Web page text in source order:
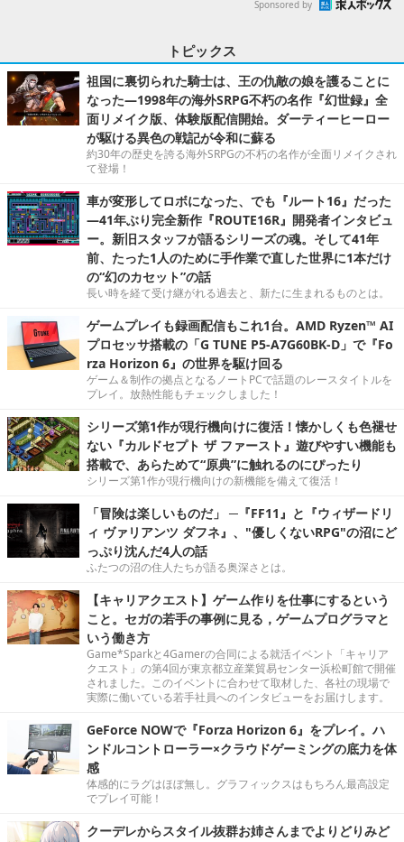
Sponsored by
トピックス
祖国に裏切られた騎士は、王の仇敵の娘を護ることに
なった―1998年の海外SRPG不朽の名作『幻世録』全
面リメイク版、体験版配信開始。ダーティーヒーロー
が駆ける異色の戦記が令和に蘇る
約30年の歴史を誇る海外SRPGの不朽の名作が全面リメイクされ
て登場！
車が変形してロボになった、でも『ルート16』だった
―41年ぶり完全新作『ROUTE16R』開発者インタビュ
ー。新旧スタッフが語るシリーズの魂。そして41年
前、たった1人のために手作業で直した世界に1本だけ
の“幻のカセット”の話
長い時を経て受け継がれる過去と、新たに生まれるものとは。
ゲームプレイも録画配信もこれ1台。AMD Ryzen™ AI
プロセッサ搭載の「G TUNE P5-A7G60BK-D」で『Fo
rza Horizon 6』の世界を駆け回る
ゲーム＆制作の拠点となるノートPCで話題のレースタイトルを
プレイ。放熱性能もチェックしました！
シリーズ第1作が現行機向けに復活！懐かしくも色褪せ
ない『カルドセプト ザ ファースト』遊びやすい機能も
搭載で、あらためて“原典”に触れるのにぴったり
シリーズ第1作が現行機向けの新機能を備えて復活！
「冒険は楽しいものだ」 ─『FF11』と『ウィザードリ
ィ ヴァリアンツ ダフネ』、"優しくないRPG"の沼にど
っぷり沈んだ4人の話
ふたつの沼の住人たちが語る奥深さとは。
【キャリアクエスト】ゲーム作りを仕事にするという
こと。セガの若手の事例に見る，ゲームプログラマと
いう働き方
Game*Sparkと4Gamerの合同による就活イベント「キャリア
クエスト」の第4回が東京都立産業貿易センター浜松町館で開催
されました。このイベントに合わせて取材した、各社の現場で
実際に働いている若手社員へのインタビューをお届けします。
GeForce NOWで『Forza Horizon 6』をプレイ。ハ
ンドルコントローラー×クラウドゲーミングの底力を体
感
体感的にラグはほぼ無し。グラフィックスはもちろん最高設定
でプレイ可能！
クーデレからスタイル抜群お姉さんまでよりどりみど